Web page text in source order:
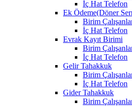
İç Hat Telefon
Ek Ödeme(Döner
Birim
İç Hat Telefon
Evrak Kayıt Birimi
Birim
İç Hat Telefon
Gelir Tahakkuk
Birim
İç Hat Telefon
Gider Tahakkuk
Birim